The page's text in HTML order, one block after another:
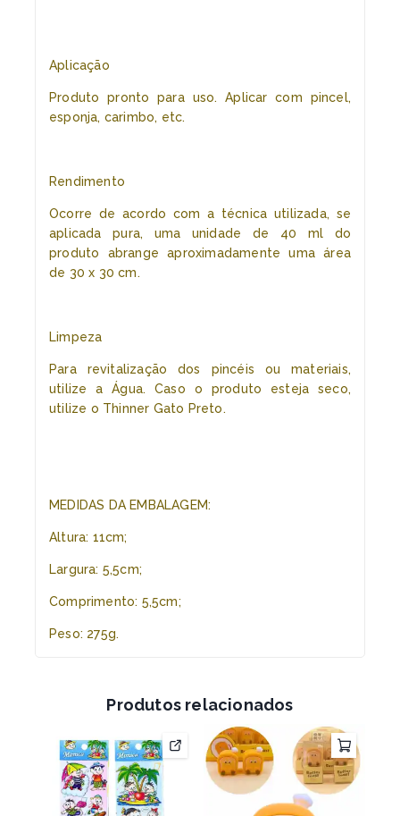
Aplicação
Produto pronto para uso. Aplicar com pincel,
esponja, carimbo, etc.
Rendimento
Ocorre de acordo com a técnica utilizada, se
aplicada pura, uma unidade de 40 ml do
produto abrange aproximadamente uma área
de 30 x 30 cm.
Limpeza
Para revitalização dos pincéis ou materiais,
utilize a Água. Caso o produto esteja seco,
utilize o Thinner Gato Preto.
MEDIDAS DA EMBALAGEM:
Altura: 11cm;
Largura: 5,5cm;
Comprimento: 5,5cm;
Peso: 275g.
Produtos relacionados